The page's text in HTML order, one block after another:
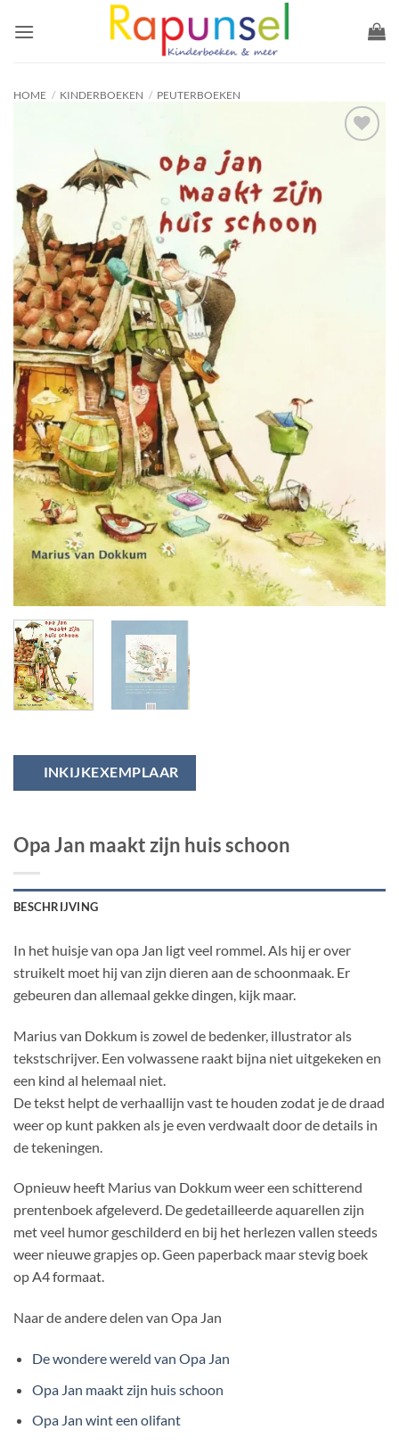
naar
HOME / KINDERBOEKEN / PEUTERBOEKEN
INKIJKEXEMPLAAR
Opa Jan maakt zijn huis schoon
BESCHRIJVING
In het huisje van opa Jan ligt veel rommel. Als hij er over
struikelt moet hij van zijn dieren aan de schoonmaak. Er
gebeuren dan allemaal gekke dingen, kijk maar.
Marius van Dokkum is zowel de bedenker, illustrator als
tekstschrijver. Een volwassene raakt bijna niet uitgekeken en
een kind al helemaal niet.
De tekst helpt de verhaallijn vast te houden zodat je de draad
weer op kunt pakken als je even verdwaalt door de details in
de tekeningen.
Opnieuw heeft Marius van Dokkum weer een schitterend
prentenboek afgeleverd. De gedetailleerde aquarellen zijn
met veel humor geschilderd en bij het herlezen vallen steeds
weer nieuwe grapjes op. Geen paperback maar stevig boek
op A4 formaat.
Naar de andere delen van Opa Jan
De wondere wereld van Opa Jan
Opa Jan maakt zijn huis schoon
Opa Jan wint een olifant